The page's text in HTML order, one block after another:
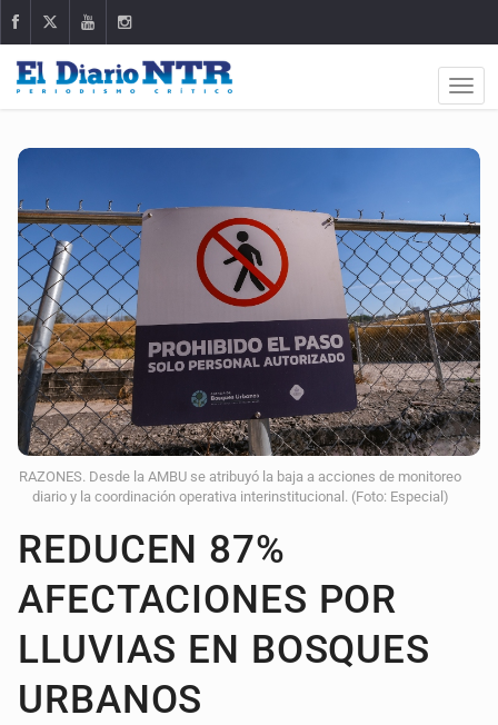
RAZONES. Desde la AMBU se atribuyó la baja a acciones de monitoreo
diario y la coordinación operativa interinstitucional. (Foto: Especial)
REDUCEN 87%
AFECTACIONES POR
LLUVIAS EN BOSQUES
URBANOS